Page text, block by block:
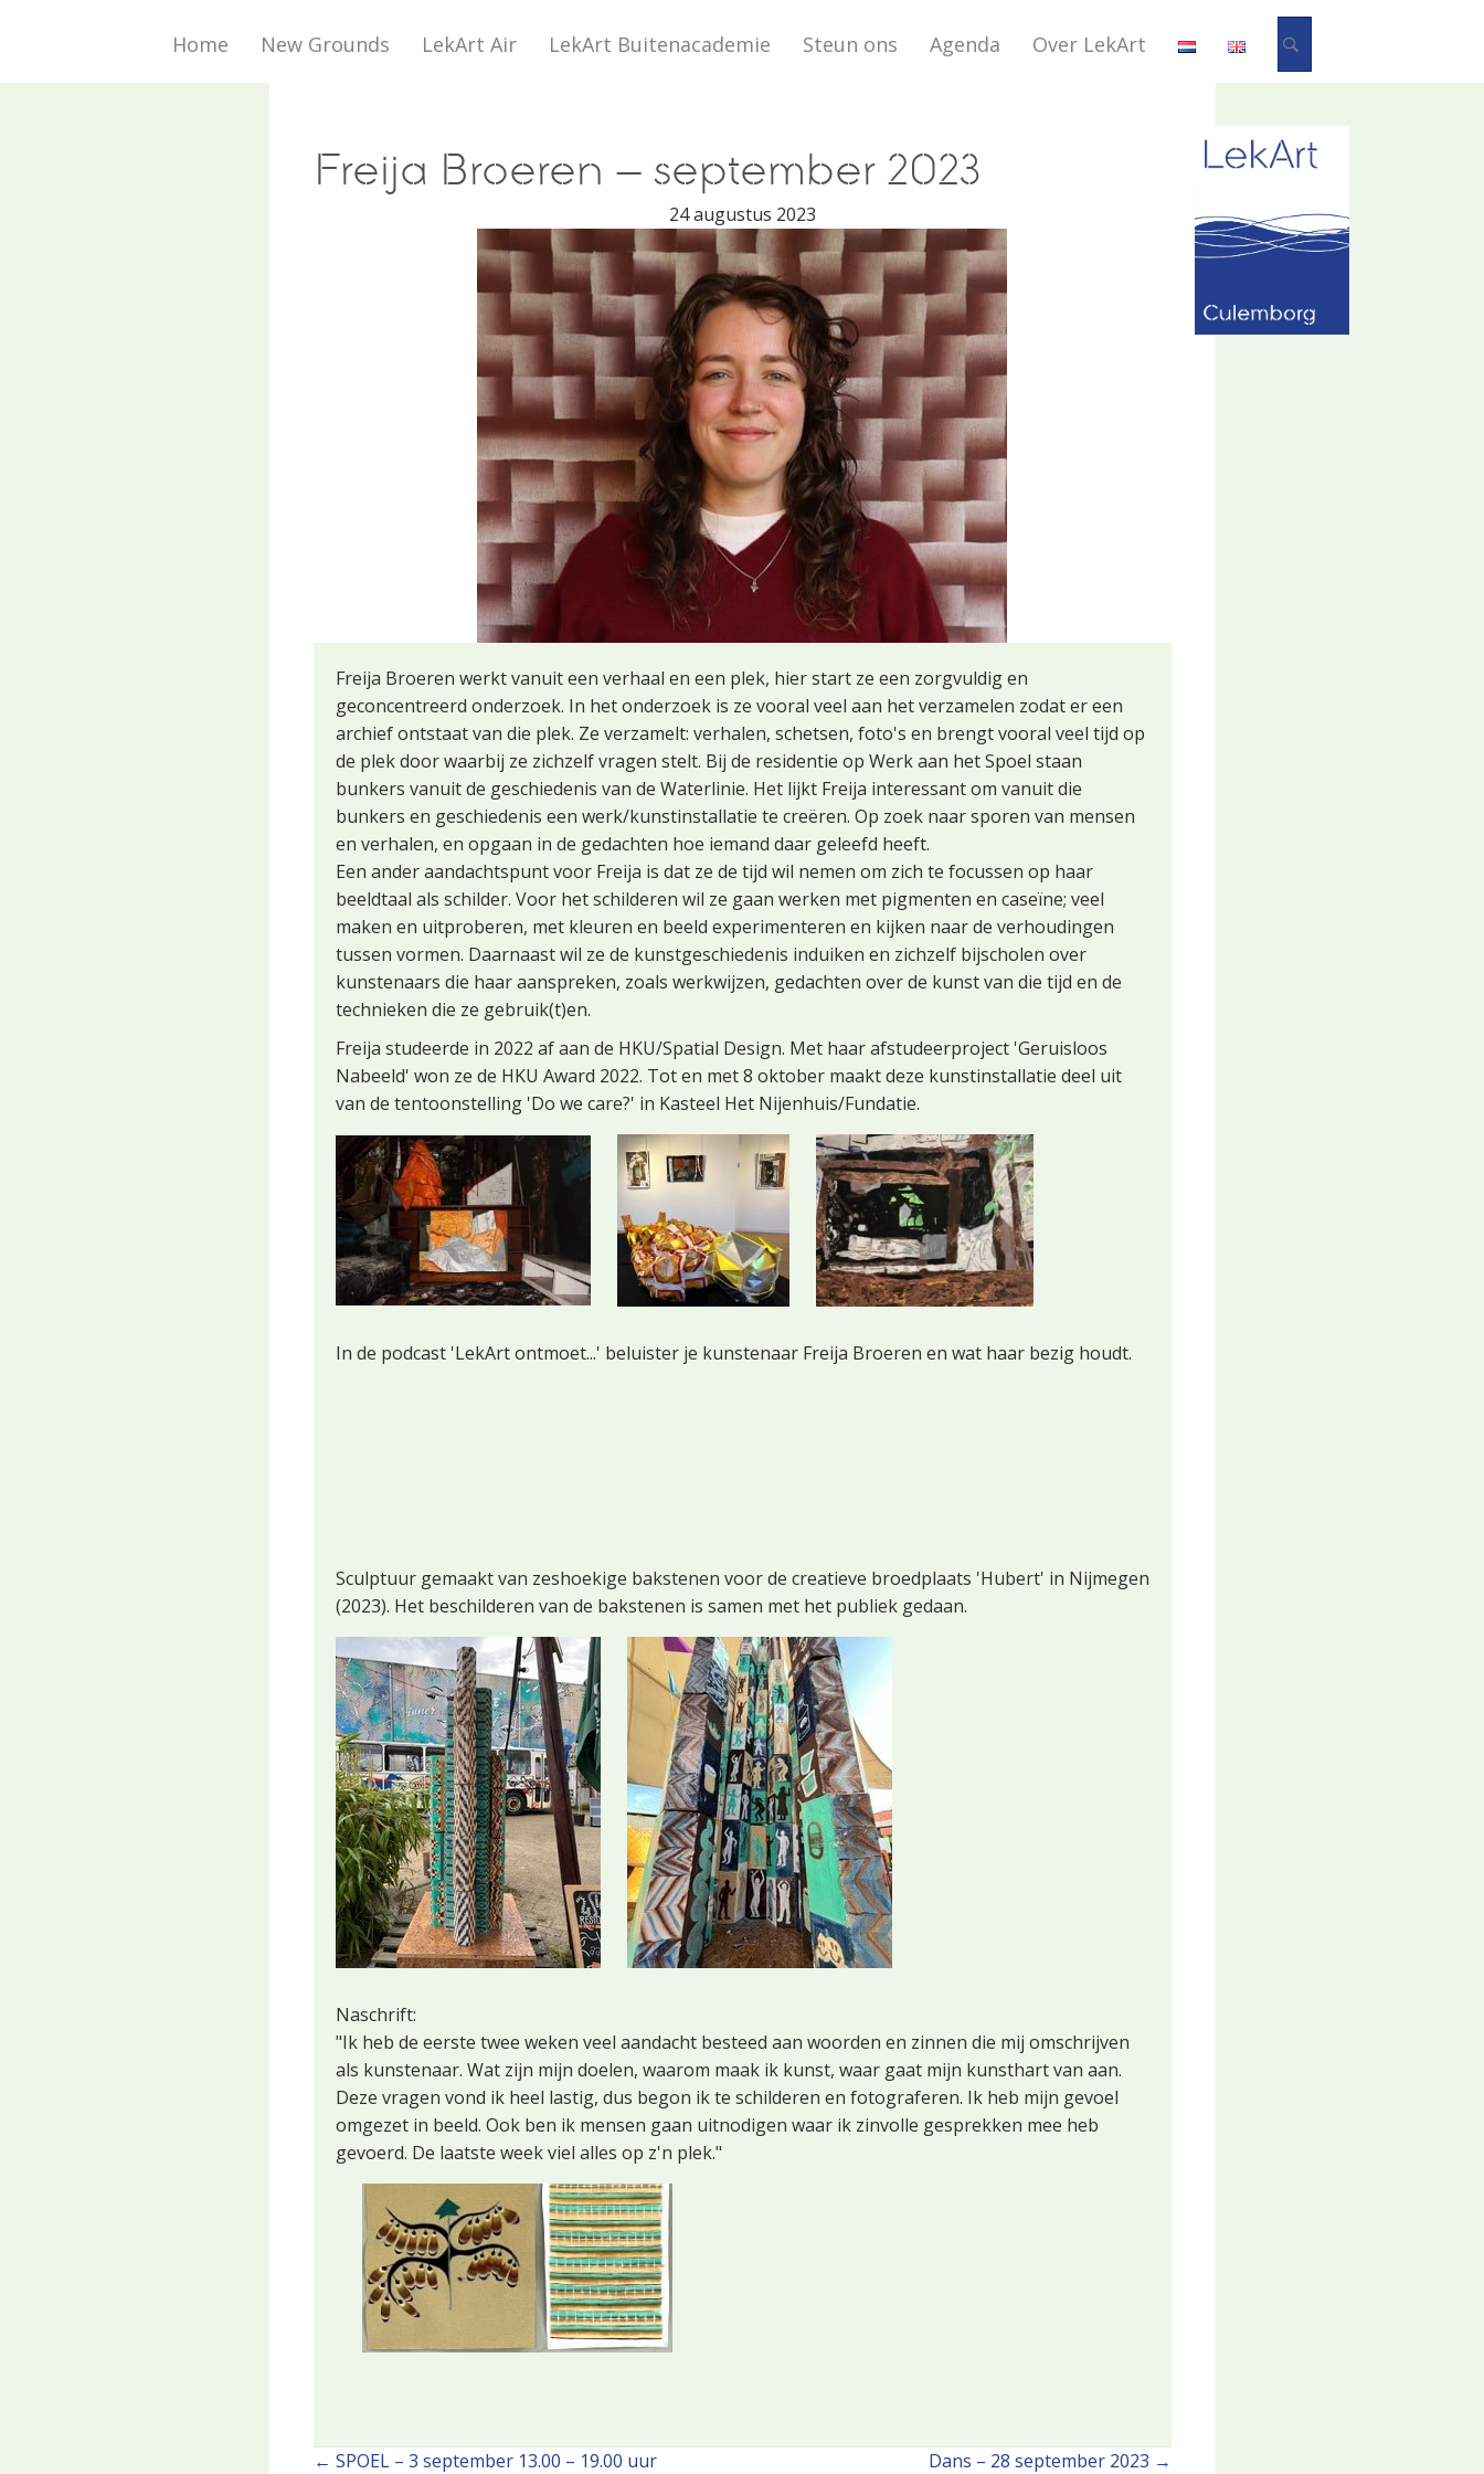
Home New Grounds LekArt Air LekArt Buitenacademie Steun ons Agenda Over LekArt
Freija Broeren – september 2023
24 augustus 2023
Freija Broeren werkt vanuit een verhaal en een plek, hier start ze een zorgvuldig en
geconcentreerd onderzoek. In het onderzoek is ze vooral veel aan het verzamelen zodat er een
archief ontstaat van die plek. Ze verzamelt: verhalen, schetsen, foto's en brengt vooral veel tijd op
de plek door waarbij ze zichzelf vragen stelt. Bij de residentie op Werk aan het Spoel staan
bunkers vanuit de geschiedenis van de Waterlinie. Het lijkt Freija interessant om vanuit die
bunkers en geschiedenis een werk/kunstinstallatie te creëren. Op zoek naar sporen van mensen
en verhalen, en opgaan in de gedachten hoe iemand daar geleefd heeft.
Een ander aandachtspunt voor Freija is dat ze de tijd wil nemen om zich te focussen op haar
beeldtaal als schilder. Voor het schilderen wil ze gaan werken met pigmenten en caseïne; veel
maken en uitproberen, met kleuren en beeld experimenteren en kijken naar de verhoudingen
tussen vormen. Daarnaast wil ze de kunstgeschiedenis induiken en zichzelf bijscholen over
kunstenaars die haar aanspreken, zoals werkwijzen, gedachten over de kunst van die tijd en de
technieken die ze gebruik(t)en.
Freija studeerde in 2022 af aan de HKU/Spatial Design. Met haar afstudeerproject 'Geruisloos
Nabeeld' won ze de HKU Award 2022. Tot en met 8 oktober maakt deze kunstinstallatie deel uit
van de tentoonstelling 'Do we care?' in Kasteel Het Nijenhuis/Fundatie.
In de podcast 'LekArt ontmoet...' beluister je kunstenaar Freija Broeren en wat haar bezig houdt.
Sculptuur gemaakt van zeshoekige bakstenen voor de creatieve broedplaats 'Hubert' in Nijmegen
(2023). Het beschilderen van de bakstenen is samen met het publiek gedaan.
Naschrift:
"Ik heb de eerste twee weken veel aandacht besteed aan woorden en zinnen die mij omschrijven
als kunstenaar. Wat zijn mijn doelen, waarom maak ik kunst, waar gaat mijn kunsthart van aan.
Deze vragen vond ik heel lastig, dus begon ik te schilderen en fotograferen. Ik heb mijn gevoel
omgezet in beeld. Ook ben ik mensen gaan uitnodigen waar ik zinvolle gesprekken mee heb
gevoerd. De laatste week viel alles op z'n plek."
← SPOEL – 3 september 13.00 – 19.00 uur Dans – 28 september 2023 →